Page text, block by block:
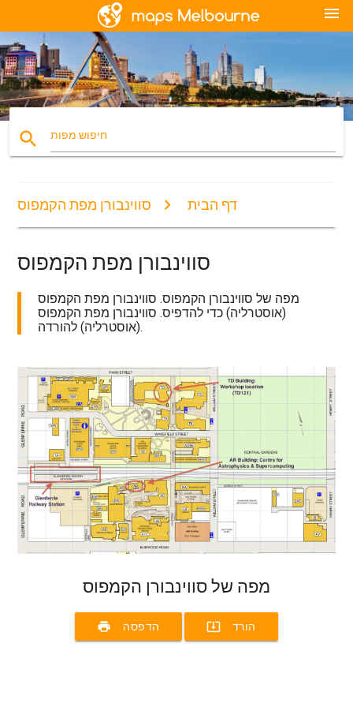
menu
search חיפוש מפות
דף הבית סווינבורן מפת הקמפוס
סווינבורן מפת הקמפוס
מפה של סווינבורן הקמפוס. סווינבורן מפת הקמפוס
(אוסטרליה) כדי להדפיס. סווינבורן מפת הקמפוס
(אוסטרליה) להורדה.
מפה של סווינבורן הקמפוס
print הדפסה system_update_alt הורד